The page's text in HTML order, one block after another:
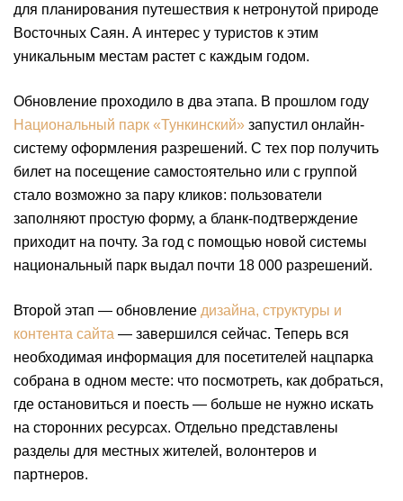
для планирования путешествия к нетронутой природе
Восточных Саян. А интерес у туристов к этим
уникальным местам растет с каждым годом.
Обновление проходило в два этапа. В прошлом году
Национальный парк «Тункинский» запустил онлайн-
систему оформления разрешений. С тех пор получить
билет на посещение самостоятельно или с группой
стало возможно за пару кликов: пользователи
заполняют простую форму, а бланк-подтверждение
приходит на почту. За год с помощью новой системы
национальный парк выдал почти 18 000 разрешений.
Второй этап — обновление дизайна, структуры и
контента сайта — завершился сейчас. Теперь вся
необходимая информация для посетителей нацпарка
собрана в одном месте: что посмотреть, как добраться,
где остановиться и поесть — больше не нужно искать
на сторонних ресурсах. Отдельно представлены
разделы для местных жителей, волонтеров и
партнеров.